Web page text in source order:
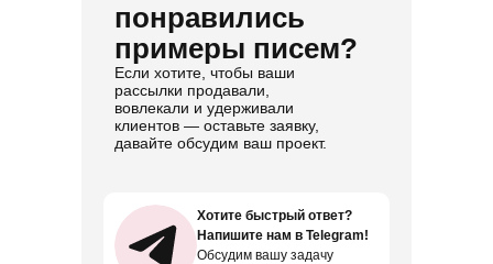
понравились
примеры писем?
Если хотите, чтобы ваши
рассылки продавали,
вовлекали и удерживали
клиентов — оставьте заявку,
давайте обсудим ваш проект.
Хотите быстрый ответ?
Напишите нам в Telegram!
Обсудим вашу задачу
Хотите быстрый ответ?
Напишите нам в Telegram!
Обсудим вашу задачу